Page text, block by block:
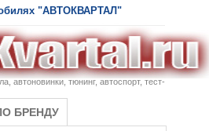
"АВТОКВАРТАЛ"
автоновинки, тюнинг, автоспорт, тест-
БРЕНДУ